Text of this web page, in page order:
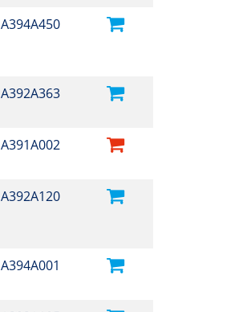
A394A450
A392A363
A391A002
A392A120
A394A001